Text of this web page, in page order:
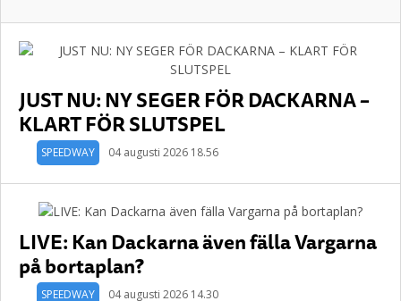
JUST NU: NY SEGER FÖR DACKARNA –
KLART FÖR SLUTSPEL
SPEEDWAY 04 augusti 2026 18.56
LIVE: Kan Dackarna även fälla Vargarna
på bortaplan?
SPEEDWAY 04 augusti 2026 14.30